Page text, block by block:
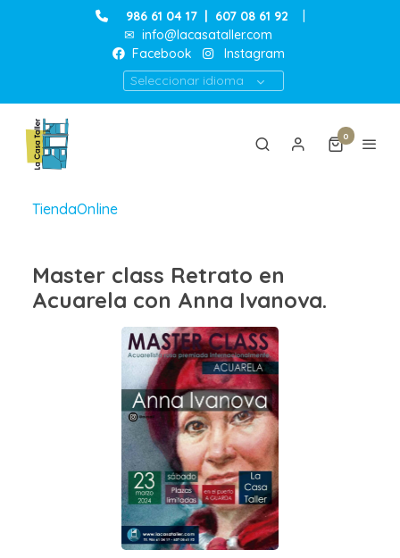
986 61 04 17 | 607 08 61 92
✉ info@lacasataller.com
Facebook
Instagram
Seleccionar idioma
0
TiendaOnline
Master class Retrato en
Acuarela con Anna Ivanova.